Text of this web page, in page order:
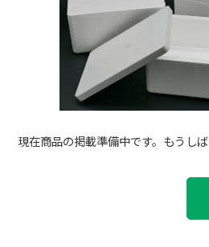
現在商品の掲載準備中です。もうし